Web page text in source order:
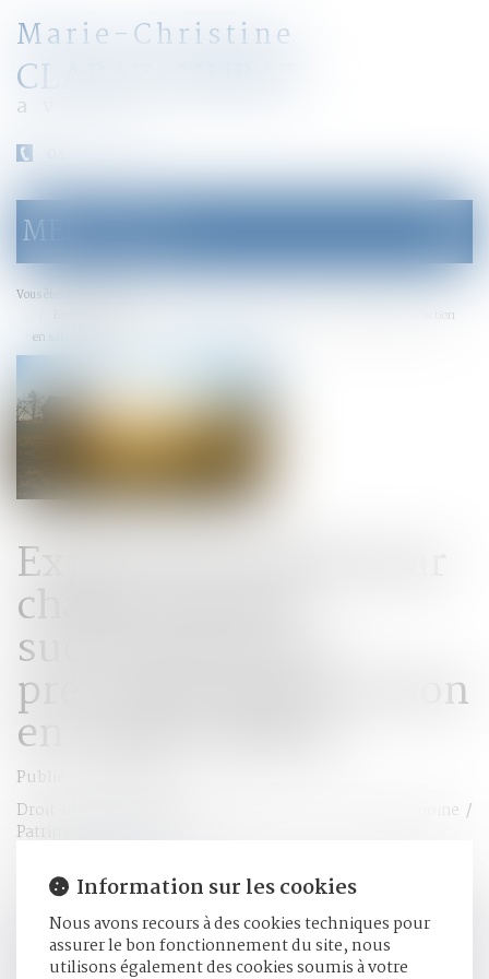
Marie-Christine
CLARAZ-MURAT
avocat
le
menu
MENU
Vous êtes ici :
Exploitation gérée par chaque parent successivement : prescription de l’action
en salaire différé
Exploitation gérée par
chaque parent
successivement :
prescription de l’action
en salaire différé
Publié le :
Droit de la famille, des personnes et de leur patrimoine /
Patrimoine et succession
Un descendant doit revendiquer sa créance de salaire différé
à compter du décès de son père dès lors qu’il a travaillé sur
le fonds agricole uniquement pendant l’exploitation de ce
dernier et non pendant l’exploitation par sa mère, qui a
Information sur les cookies
Nous avons recours à des cookies techniques pour
assurer le bon fonctionnement du site, nous
utilisons également des cookies soumis à votre